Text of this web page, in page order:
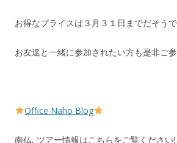
お得なプライスは３月３１日までだそうで
お友達と一緒に参加されたい方も是非ご
Office Naho Blog
南仏, ツアー情報はこちらをご覧ください!